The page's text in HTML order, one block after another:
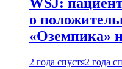
WSJ:
о
«Оземпика»
2 года спустя2 года